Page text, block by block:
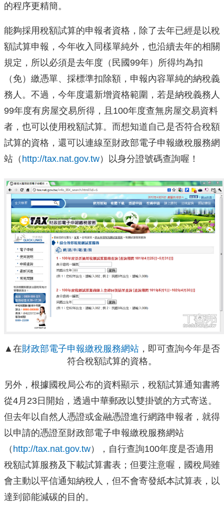
的程序更精簡。
能夠採用稅額試算的申報者資格，除了去年已經是以稅
額試算申報，今年收入同樣單純外，也沿續去年的相關
規定，所以必須是去年度（民國99年）所得均為扣
（免）繳憑單、採標準扣除額，申報內容單純的納稅義
務人。不過，今年度還新增資格範圍，若是納稅義務人
99年度有房屋交易所得，且100年度查無房屋交易資料
者，也可以使用稅額試算。而想知道自己是否符合稅額
試算的資格，還可以連線至財政部電子申報繳稅服務網
站（ http://tax.nat.gov.tw）以身分證號碼查詢喔！
▲在財政部電子申報繳稅服務網站 ，即可查詢今年是否
符合稅額試算的資格。
另外，根據國稅局公布的資料顯示，稅額試算通知書將
從4月23日開始，透過中華郵政以雙掛號的方式寄送。
但去年以自然人憑證或金融憑證進行網路申報者，就得
以申請的憑證至財政部電子申報繳稅服務網站
（ http://tax.nat.gov.tw），自行查詢100年度是否適用
稅額試算服務及下載試算書表；但要注意喔，國稅局雖
會主動以平信通知納稅人，但不會寄發紙本試算表，以
達到節能減碳的目的。